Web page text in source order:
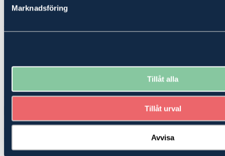
Marknadsföring
Tillåt alla
Tillåt urval
Avvisa
Efternamn*